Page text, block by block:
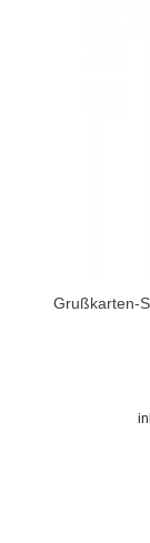
Grußkarten-